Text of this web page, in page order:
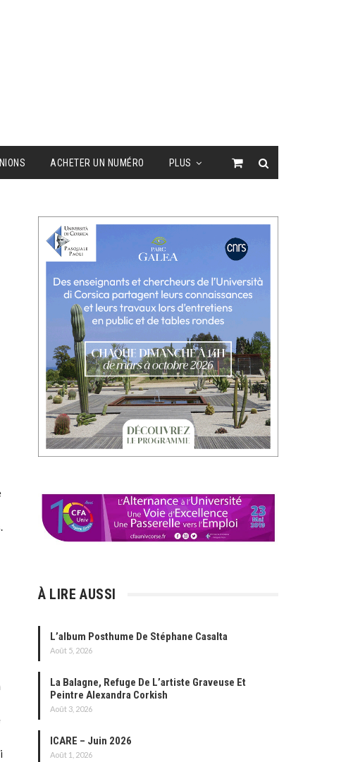
ACHETER UN NUMÉRO PLUS
À LIRE AUSSI
L’album Posthume De Stéphane Casalta
Août 5, 2026
La Balagne, Refuge De L’artiste Graveuse Et
Peintre Alexandra Corkish
Août 3, 2026
ICARE – Juin 2026
Août 1, 2026